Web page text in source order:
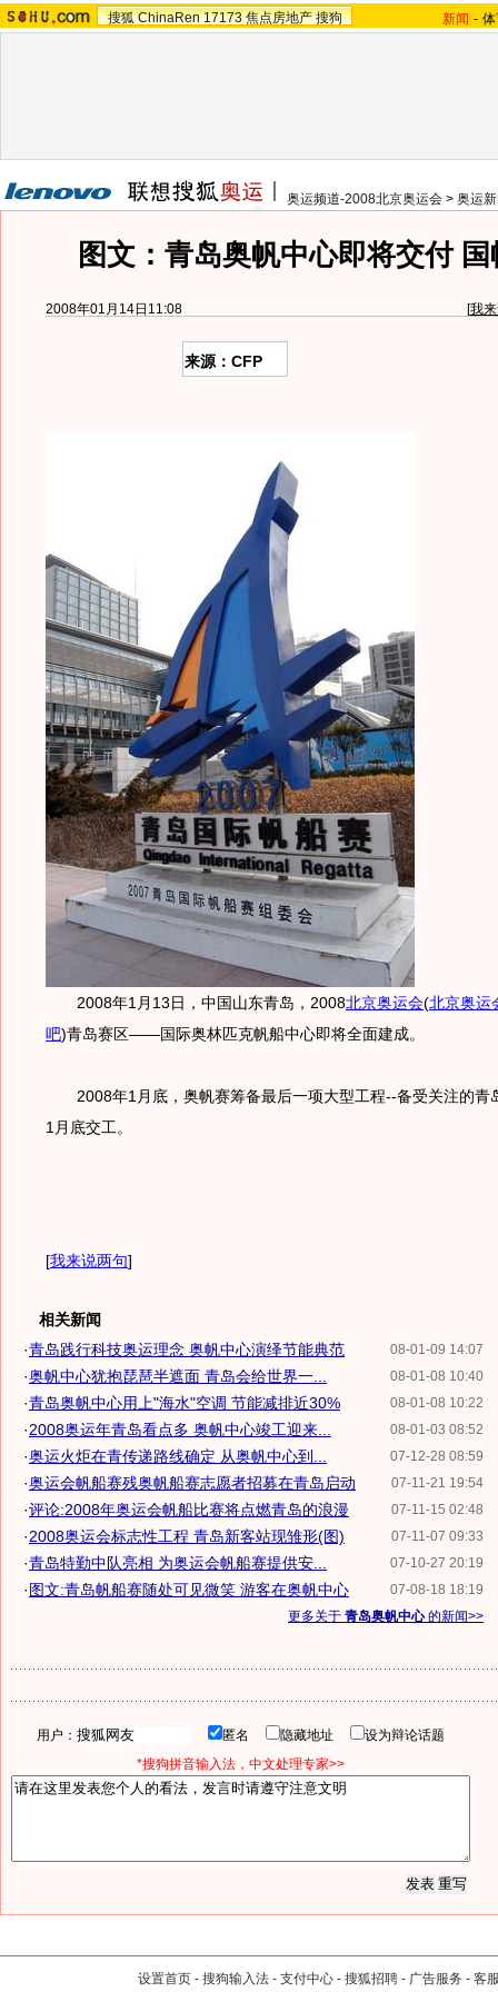
搜狐 ChinaRen 17173 焦点房地产 搜狗 新闻 -
奥运频道-2008北京奥运会 > 奥运
图文：青岛奥帆中心即将交付
2008年01月14日11:08 [我
来源：CFP
2008年1月13日，中国山东青岛，2008北京奥运会(北京奥运
吧)青岛赛区——国际奥林匹克帆船中心即将全面建成。
2008年1月底，奥帆赛筹备最后一项大型工程--备受关注的青
1月底交工。
[我来说两句]
相关新闻
08-01-09 14:07
·青岛践行科技奥运理念 奥帆中心演绎节能典范
08-01-08 10:40
·奥帆中心犹抱琵琶半遮面 青岛会给世界一...
08-01-08 10:22
·青岛奥帆中心用上"海水"空调 节能减排近30%
08-01-03 08:52
·2008奥运年青岛看点多 奥帆中心竣工迎来...
07-12-28 08:59
·奥运火炬在青传递路线确定 从奥帆中心到...
07-11-21 19:54
·奥运会帆船赛残奥帆船赛志愿者招募在青岛启动
07-11-15 02:48
·评论:2008年奥运会帆船比赛将点燃青岛的浪漫
07-11-07 09:33
·2008奥运会标志性工程 青岛新客站现雏形(图)
07-10-27 20:19
·青岛特勤中队亮相 为奥运会帆船赛提供安...
07-08-18 18:19
·图文:青岛帆船赛随处可见微笑 游客在奥帆中心
更多关于 青岛奥帆中心的新闻>>
用户： 匿名 隐藏地址
设为辩论话题
*搜狗拼音输入法，中文处理专家>>
设置首页 - 搜狗输入法 - 支付中心 - 搜狐招聘 - 广告服务 - 客